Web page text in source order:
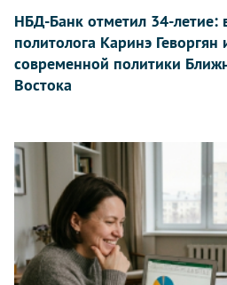
НБД-Банк отметил 34-летие:
политолога Каринэ Геворгян
современной политики
Востока